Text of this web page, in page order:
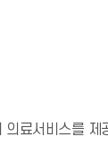
료서비스를